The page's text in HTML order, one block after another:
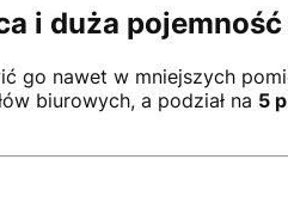
i duża pojemność
go nawet w mniejszych
biurowych, a podział na 5